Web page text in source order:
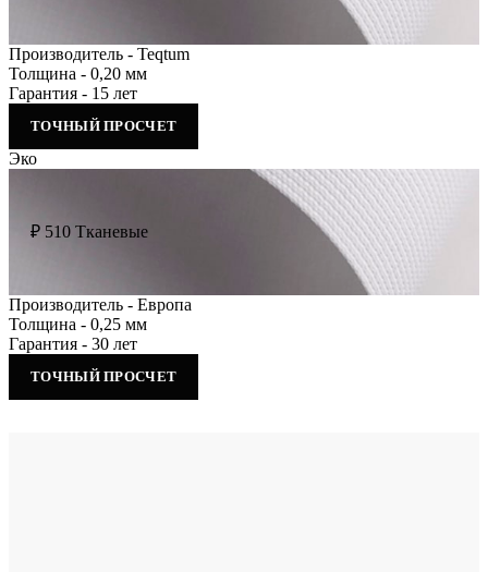
Производитель - Teqtum
Толщина - 0,20 мм
Гарантия - 15 лет
ТОЧНЫЙ ПРОСЧЕТ
Эко
₽ 510 Тканевые
Производитель - Европа
Толщина - 0,25 мм
Гарантия - 30 лет
ТОЧНЫЙ ПРОСЧЕТ